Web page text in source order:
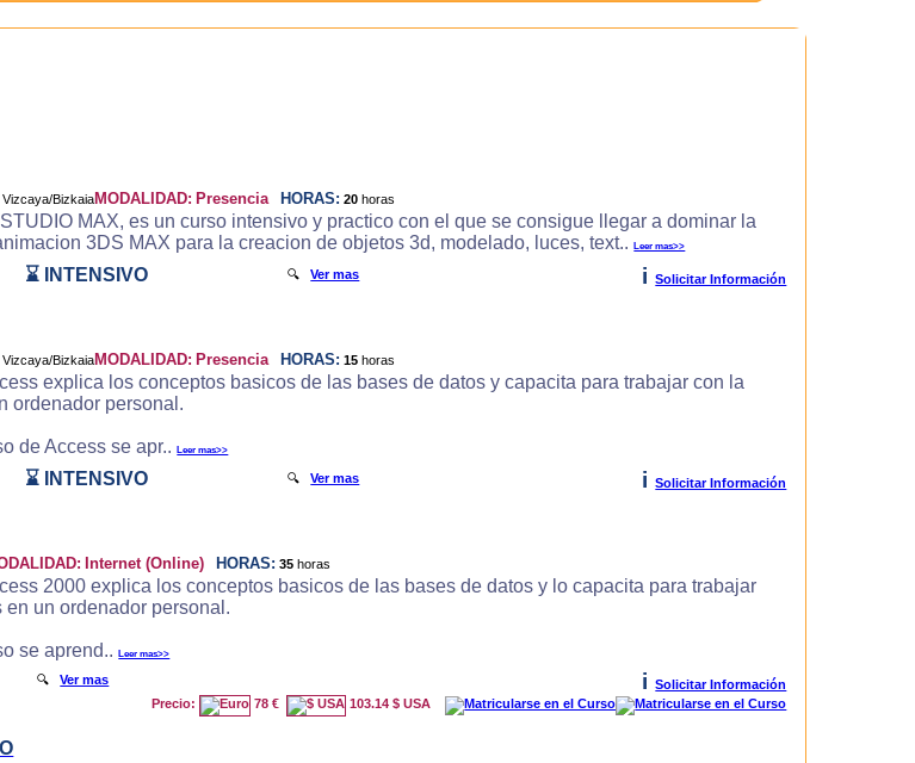
MODALIDAD: Presencia HORAS: 20 horas
MAX, es un curso intensivo y practico con el que se consigue llegar a dominar la
3DS MAX para la creacion de objetos 3d, modelado, luces, text..Leer mas>>
⌛ INTENSIVO 🔍Ver mas i Solicitar Información
MODALIDAD: Presencia HORAS: 15 horas
explica los conceptos basicos de las bases de datos y capacita para trabajar con la
ordenador personal.
de Access se apr..Leer mas>>
⌛ INTENSIVO 🔍Ver mas i Solicitar Información
Internet (Online) HORAS: 35 horas
2000 explica los conceptos basicos de las bases de datos y lo capacita para trabajar
un ordenador personal.
se aprend..Leer mas>>
🔍Ver mas i
Solicitar Información
Precio:
78 € 103.14 $ USA